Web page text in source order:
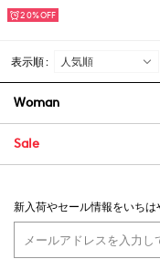
20%
表示順 :
Woman
Sale
新入荷やセール情報をいちは